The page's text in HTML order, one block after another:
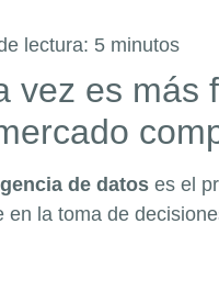
lectura: 5 minutos
vez es más
de datos es el
en la toma de